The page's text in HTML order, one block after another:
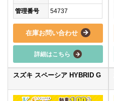
管理番号 54737
在庫お問い合わせ
詳細はこちら
スズキ スペーシア HYBRID G